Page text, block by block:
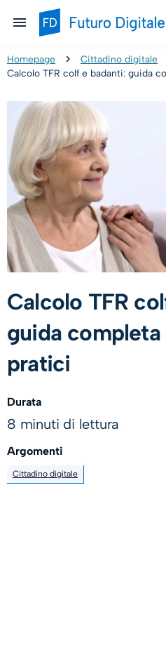
Homepage
Cittadino digitale
Calcolo TFR colf e badanti: guida
Calcolo TFR
guida
pratici
Durata
8 minuti di lettura
Argomenti
Cittadino digitale